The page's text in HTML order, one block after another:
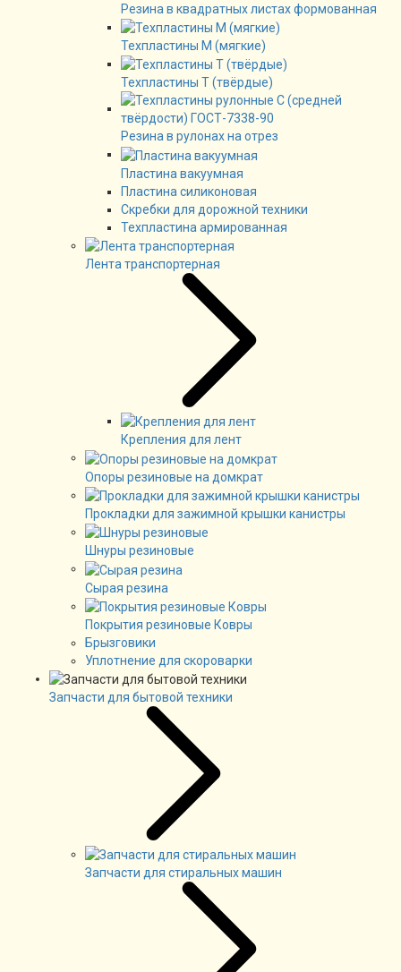
Резина в квадратных листах формованная
Техпластины М (мягкие)
Техпластины Т (твёрдые)
Резина в рулонах на отрез
Пластина вакуумная
Пластина силиконовая
Скребки для дорожной техники
Техпластина армированная
Лента транспортерная
Крепления для лент
Опоры резиновые на домкрат
Прокладки для зажимной крышки канистры
Шнуры резиновые
Сырая резина
Покрытия резиновые Ковры
Брызговики
Уплотнение для скороварки
Запчасти для бытовой техники
Запчасти для стиральных машин